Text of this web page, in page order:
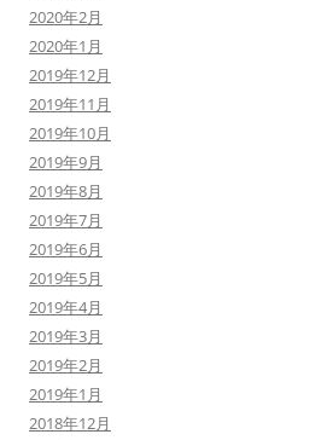
2020年2月
2020年1月
2019年12月
2019年11月
2019年10月
2019年9月
2019年8月
2019年7月
2019年6月
2019年5月
2019年4月
2019年3月
2019年2月
2019年1月
2018年12月